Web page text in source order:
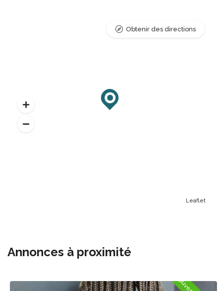
Leaflet
Obtenir des directions
Annonces à proximité